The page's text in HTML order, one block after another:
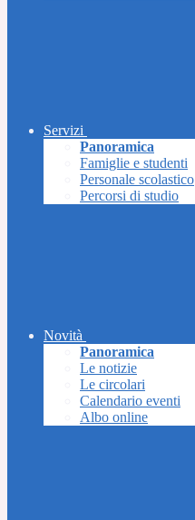
Servizi
Panoramica
Famiglie e studenti
Personale scolastico
Percorsi di studio
Novità
Panoramica
Le notizie
Le circolari
Calendario eventi
Albo online